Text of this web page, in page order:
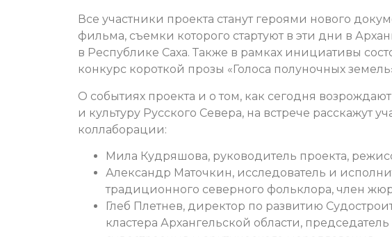
Все участники проекта станут героями нового
фильма, съемки которого стартуют в эти дни в
в Республике Саха. Также в рамках инициативы
конкурс короткой прозы «Голоса полуночных
О событиях проекта и о том, как сегодня
и культуру Русского Севера, на встрече расскажут
коллаборации:
Мила Кудряшова, руководитель проекта,
Александр Маточкин, исследователь и
традиционного северного фольклора, член
Глеб Плетнев, директор по развитию
кластера Архангельской области,